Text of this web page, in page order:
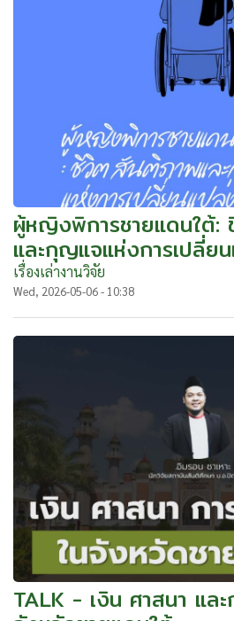
ผู้หญิงพิการชายแดนใต้:
และกุญแจแห่งการเปลี่ย
เรื่องเล่างานวิจัย
Wed, 2026-05-06 - 10:38
TALK - เงิน ศาสนา แล